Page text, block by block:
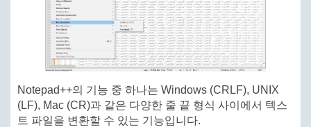
Notepad++의 기능 중 하나는 Windows (CRLF), UNIX
(LF), Mac (CR)과 같은 다양한 줄 끝 형식 사이에서 텍스
트 파일을 변환할 수 있는 기능입니다.